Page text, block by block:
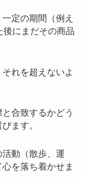
定の期間（例え
後にまだその商品
れを超えないよ
合致するかどう
ます。
動（散歩、運
を落ち着かせま